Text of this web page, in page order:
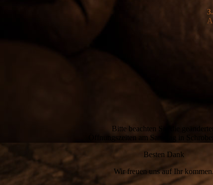
Bitte beachten Sie die
Öffnungszeiten am Samstag in
Besten Dank
Wir freuen uns auf Ihr kommen.